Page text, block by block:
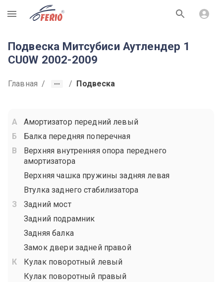
R
Подвеска Митсубиси Аутлендер 1
CU0W 2002-2009
Главная / / Подвеска
Амортизатор передний левый
Балка передняя поперечная
Верхняя внутренняя опора переднего
амортизатора
Верхняя чашка пружины задняя левая
Втулка заднего стабилизатора
Задний мост
Задний подрамник
Задняя балка
Замок двери задней правой
Кулак поворотный левый
Кулак поворотный правый